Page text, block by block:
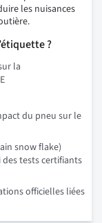
les nuisances
?
la
du pneu sur le
snow flake)
tests certifiants
officielles liées